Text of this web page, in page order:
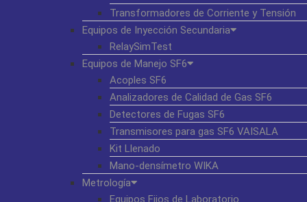
Transformadores de Corriente y Tensión
Equipos de Inyección Secundaria
RelaySimTest
Equipos de Manejo SF6
Acoples SF6
Analizadores de Calidad de Gas SF6
Detectores de Fugas SF6
Transmisores para gas SF6 VAISALA
Kit Llenado
Mano-densímetro WIKA
Metrología
Equipos Fijos de Laboratorio